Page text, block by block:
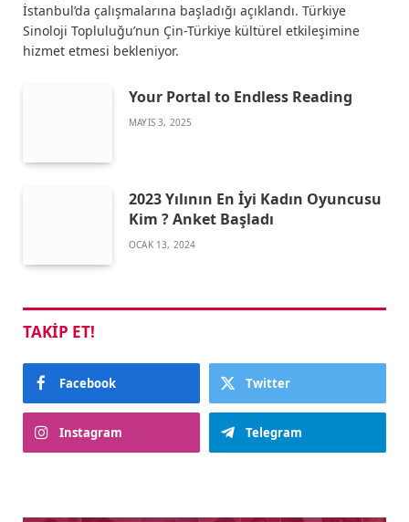
İstanbul’da çalışmalarına başladığı açıklandı. Türkiye
Sinoloji Topluluğu’nun Çin-Türkiye kültürel etkileşimine
hizmet etmesi bekleniyor.
Your Portal to Endless Reading
MAYIS 3, 2025
2023 Yılının En İyi Kadın Oyuncusu
Kim ? Anket Başladı
OCAK 13, 2024
TAKIP ET!
Facebook Twitter
Instagram Telegram